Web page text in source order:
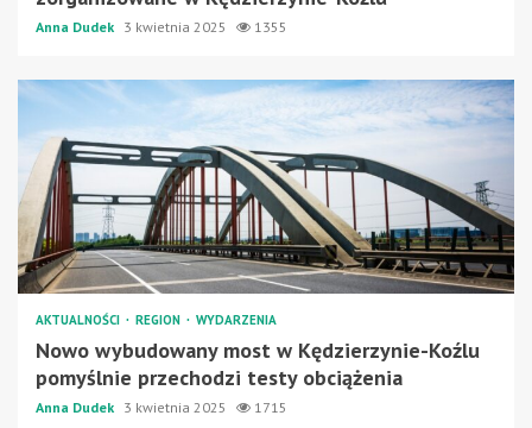
Anna Dudek 3 kwietnia 2025 1355
AKTUALNOŚCI REGION WYDARZENIA
Nowo wybudowany most w Kędzierzynie-Koźlu
pomyślnie przechodzi testy obciążenia
Anna Dudek 3 kwietnia 2025 1715